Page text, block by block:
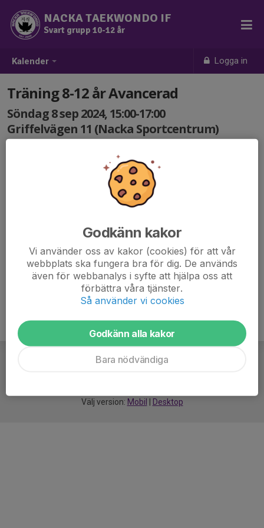
Kalender Logga in
NACKA TAEKWONDO IF
Svart grupp 10-12 år
Träning 8-12 år Avancerad
Söndag 8 sep 2024, 15:00-17:00
Griffelvägen 11 (Nacka Sportcentrum)
Välj version: Mobil Desktop
Godkänn kakor
Vi använder oss av kakor (cookies) för att vår
webbplats ska fungera bra för dig. De används
även för webbanalys i syfte att hjälpa oss att
förbättra våra tjänster.
Så använder vi cookies
Godkänn alla kakor
Bara nödvändiga